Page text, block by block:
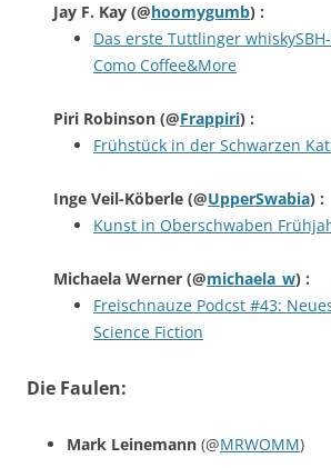
Jay F. Kay (@hoomygumb) :
Das erste Tuttlinger
Como Coffee&More
Piri Robinson (@Frappiri) :
Frühstück in der Schwarzen
Inge Veil-Köberle (@UpperSwabia) :
Kunst in Oberschwaben
Michaela Werner (@michaela_w) :
Freischnauze Podcst #43:
Science Fiction
Die Faulen:
Mark Leinemann (@MRWOMM)